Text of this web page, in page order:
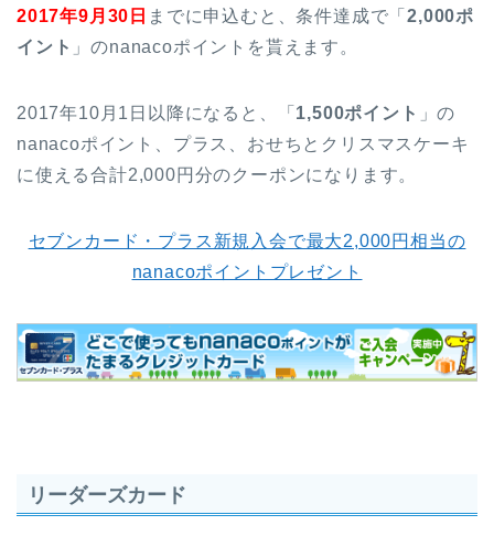
2017年9月30日 までに申込むと、条件達成で「2,000ポ
イント 」のnanacoポイントを貰えます。
2017年10月1日以降になると、「 1,500ポイント 」の
nanacoポイント、プラス、おせちとクリスマスケーキ
に使える合計2,000円分のクーポンになります。
セブンカード・プラス新規入会で最大2,000円相当の
nanacoポイントプレゼント
リーダーズカード